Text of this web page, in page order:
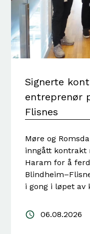
06.08.2026
Signerte
entreprenør
Flisnes
Møre og
inngått kontrakt
Haram for å
i gong i løpet av